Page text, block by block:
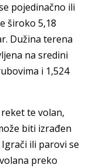
pojedinačno ili
široko 5,18
Dužina terena
na sredini
i 1,524
te volan,
biti izrađen
ili parovi se
preko